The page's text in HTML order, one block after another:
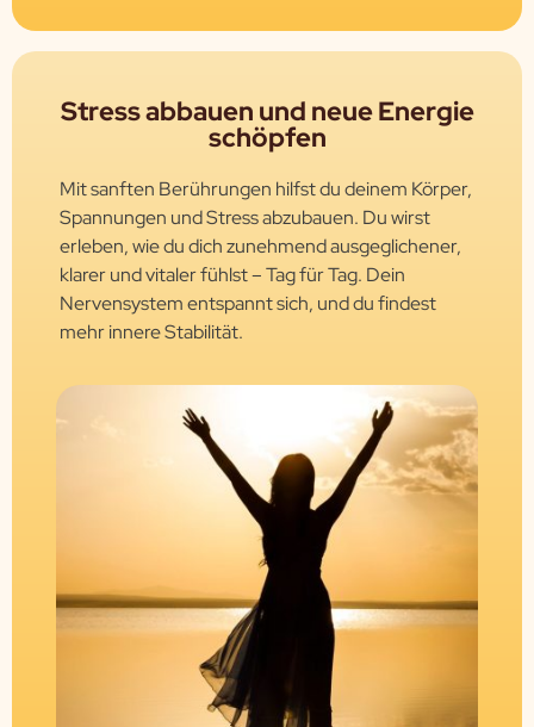
Stress abbauen und neue Energie
schöpfen
Mit sanften Berührungen hilfst du deinem Körper,
Spannungen und Stress abzubauen. Du wirst
erleben, wie du dich zunehmend ausgeglichener,
klarer und vitaler fühlst – Tag für Tag. Dein
Nervensystem entspannt sich, und du findest
mehr innere Stabilität.